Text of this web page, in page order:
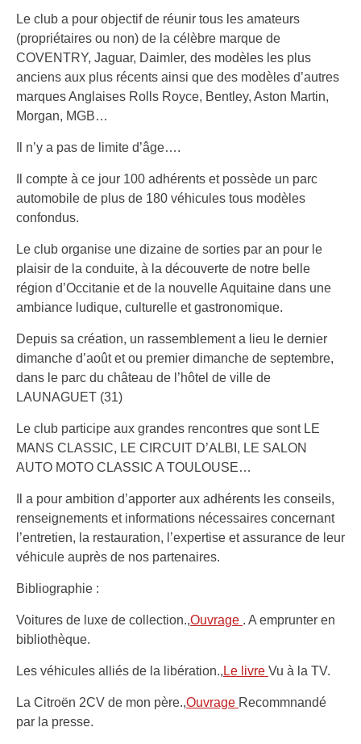
Le club a pour objectif de réunir tous les amateurs
(propriétaires ou non) de la célèbre marque de
COVENTRY, Jaguar, Daimler, des modèles les plus
anciens aux plus récents ainsi que des modèles d’autres
marques Anglaises Rolls Royce, Bentley, Aston Martin,
Morgan, MGB…
Il n’y a pas de limite d’âge….
Il compte à ce jour 100 adhérents et possède un parc
automobile de plus de 180 véhicules tous modèles
confondus.
Le club organise une dizaine de sorties par an pour le
plaisir de la conduite, à la découverte de notre belle
région d’Occitanie et de la nouvelle Aquitaine dans une
ambiance ludique, culturelle et gastronomique.
Depuis sa création, un rassemblement a lieu le dernier
dimanche d’août et ou premier dimanche de septembre,
dans le parc du château de l’hôtel de ville de
LAUNAGUET (31)
Le club participe aux grandes rencontres que sont LE
MANS CLASSIC, LE CIRCUIT D’ALBI, LE SALON
AUTO MOTO CLASSIC A TOULOUSE…
Il a pour ambition d’apporter aux adhérents les conseils,
renseignements et informations nécessaires concernant
l’entretien, la restauration, l’expertise et assurance de leur
véhicule auprès de nos partenaires.
Bibliographie :
Voitures de luxe de collection.,Ouvrage . A emprunter en
bibliothèque.
Les véhicules alliés de la libération., Le livre Vu à la TV.
La Citroën 2CV de mon père.,Ouvrage Recommnandé
par la presse.